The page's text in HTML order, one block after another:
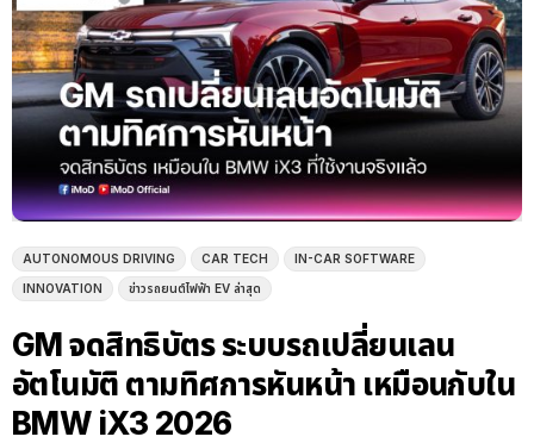
AUTONOMOUS DRIVING CAR TECH IN-CAR SOFTWARE
INNOVATION ข่าวรถยนต์ไฟฟ้า EV ล่าสุด
GM จดสิทธิบัตร ระบบรถเปลี่ยนเลน
อัตโนมัติ ตามทิศการหันหน้า เหมือนกับใน
BMW iX3 2026